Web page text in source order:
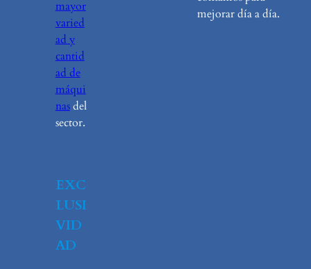
mayor
varied
ad y
cantid
ad de
máqui
nasdel
sector.
EXC
LUSI
VID
AD
mejorar día a día.